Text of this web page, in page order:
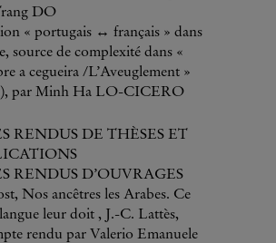
DO
« portugais ↔ français » dans
source de complexité dans «
a cegueira /L’Aveuglement »
par Minh Ha LO-CICERO
RENDUS DE THÈSES ET
RENDUS D’OUVRAGES
Nos ancêtres les Arabes. Ce
leur doit , J.-C. Lattès,
rendu par Valerio Emanuele